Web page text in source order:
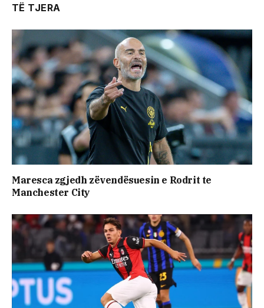
TË TJERA
Maresca zgjedh zëvendësuesin e Rodrit te
Manchester City